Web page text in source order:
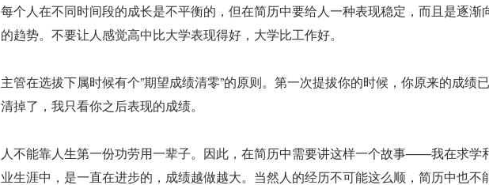
每个人在不同时间段的成长是不平衡的，但在简历中要给人一种表现稳定，而且是逐渐
的趋势。不要让人感觉高中比大学表现得好，大学比工作好。
主管在选拔下属时候有个”期望成绩清零”的原则。第一次提拔你的时候，你原来的成绩
清掉了，我只看你之后表现的成绩。
人不能靠人生第一份功劳用一辈子。因此，在简历中需要讲这样一个故事——我在求学
业生涯中，是一直在进步的，成绩越做越大。当然人的经历不可能这么顺，简历中也不